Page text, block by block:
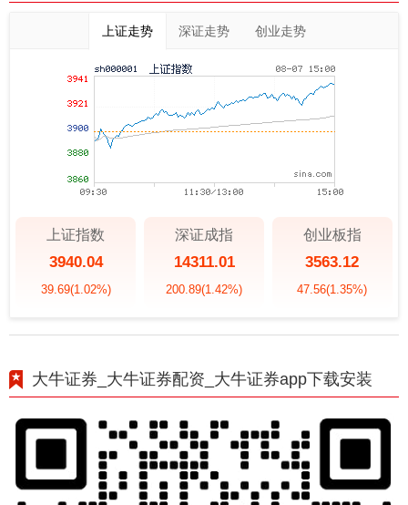
上证走势 深证走势 创业走势
上证指数
3940.04
39.69(1.02%)
深证成指
14311.01
200.89(1.42%)
创业板指
3563.12
47.56(1.35%)
大牛证券_大牛证券配资_大牛证券app下载安装